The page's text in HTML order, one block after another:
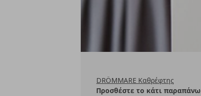
DRÖMMARE Καθρέφτης
Προσθέστε το κάτι παραπάνω